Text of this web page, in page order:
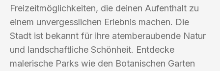
Freizeitmöglichkeiten, die deinen Aufenthalt zu
einem unvergesslichen Erlebnis machen. Die
Stadt ist bekannt für ihre atemberaubende Natur
und landschaftliche Schönheit. Entdecke
malerische Parks wie den Botanischen Garten